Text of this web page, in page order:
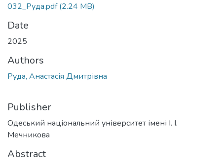
032_Руда.pdf(2.24 MB)
Date
2025
Authors
Руда, Анастасія Дмитрівна
Publisher
Одеський національний університет імені І. І.
Мечникова
Abstract